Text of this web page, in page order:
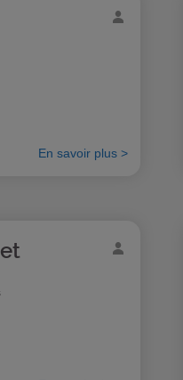
En savoir plus >